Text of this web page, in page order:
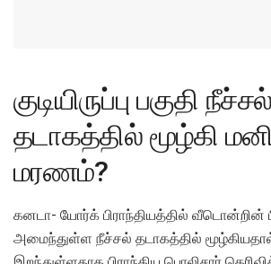
குடியிருப்பு பகுதி நீச்சல்
தடாகத்தில் மூழ்கி
மரணம்?
கனடா- யோர்க் பிராந்தியத்தில் வீடொன்றின்
அமைந்துள்ள நீச்சல் தடாகத்தில்